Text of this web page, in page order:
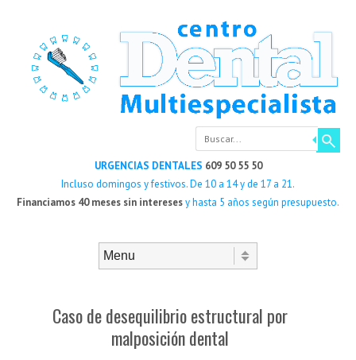
Buscar
URGENCIAS DENTALES 609 50 55 50
Incluso domingos y festivos. De 10 a 14 y de 17 a 21.
Financiamos 40 meses sin interesesy hasta 5 años según presupuesto.
Caso de desequilibrio estructural por
malposición dental